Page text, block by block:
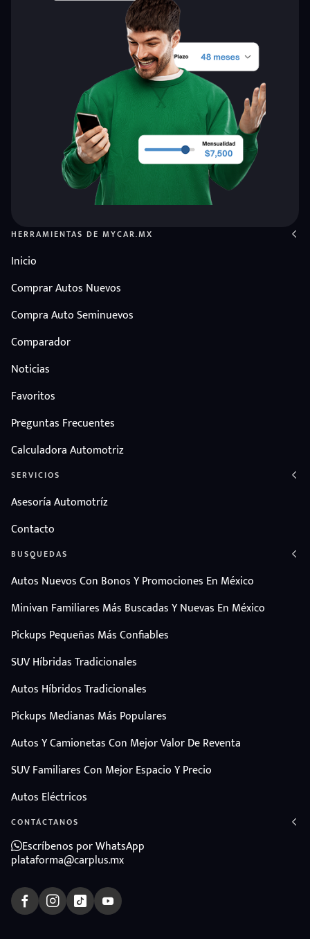
HERRAMIENTAS DE MYCAR.MX
Inicio
Comprar Autos Nuevos
Compra Auto Seminuevos
Comparador
Noticias
Favoritos
Preguntas Frecuentes
Calculadora Automotriz
SERVICIOS
Asesoría Automotríz
Contacto
BUSQUEDAS
Autos Nuevos Con Bonos Y Promociones En México
Minivan Familiares Más Buscadas Y Nuevas En México
Pickups Pequeñas Más Confiables
SUV Híbridas Tradicionales
Autos Híbridos Tradicionales
Pickups Medianas Más Populares
Autos Y Camionetas Con Mejor Valor De Reventa
SUV Familiares Con Mejor Espacio Y Precio
Autos Eléctricos
CONTÁCTANOS
Escríbenos por WhatsApp
plataforma@carplus.mx